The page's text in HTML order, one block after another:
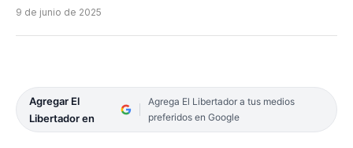
9 de junio de 2025
Agregar El
Libertador en
Agrega El Libertador a tus medios
preferidos en Google